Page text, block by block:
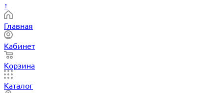
↑
Главная
Кабинет
Корзина
Каталог